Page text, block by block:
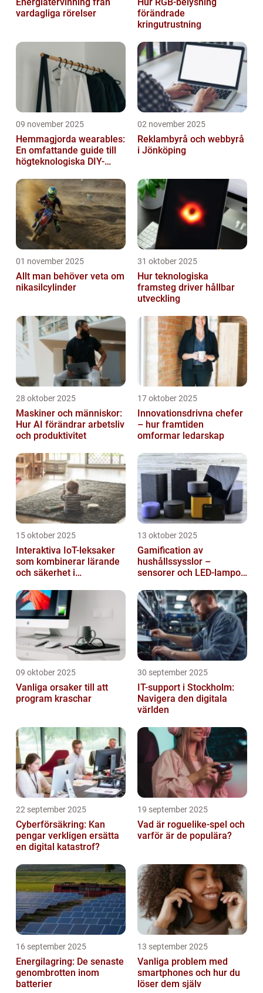
vardagliga rörelser
förändrade
kringutrustning
09 november 2025
Hemmagjorda wearables:
En omfattande guide till
högteknologiska DIY-
02 november 2025
Reklambyrå och webbyrå
i Jönköping
01 november 2025
Allt man behöver veta om
nikasilcylinder
31 oktober 2025
Hur teknologiska
framsteg driver hållbar
utveckling
28 oktober 2025
Maskiner och människor:
Hur AI förändrar arbetsliv
och produktivitet
17 oktober 2025
Innovationsdrivna chefer
– hur framtiden
omformar ledarskap
15 oktober 2025
Interaktiva IoT-leksaker
som kombinerar lärande
och säkerhet i
13 oktober 2025
Gamification av
hushållssysslor –
sensorer och LED-lampor
09 oktober 2025
Vanliga orsaker till att
program kraschar
30 september 2025
IT-support i Stockholm:
Navigera den digitala
världen
22 september 2025
Cyberförsäkring: Kan
pengar verkligen ersätta
en digital katastrof?
19 september 2025
Vad är roguelike-spel och
varför är de populära?
16 september 2025
Energilagring: De senaste
genombrotten inom
batterier
13 september 2025
Vanliga problem med
smartphones och hur du
löser dem själv